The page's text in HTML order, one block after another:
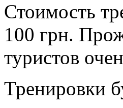
Стоимость
100 грн.
туристов
Тренировки